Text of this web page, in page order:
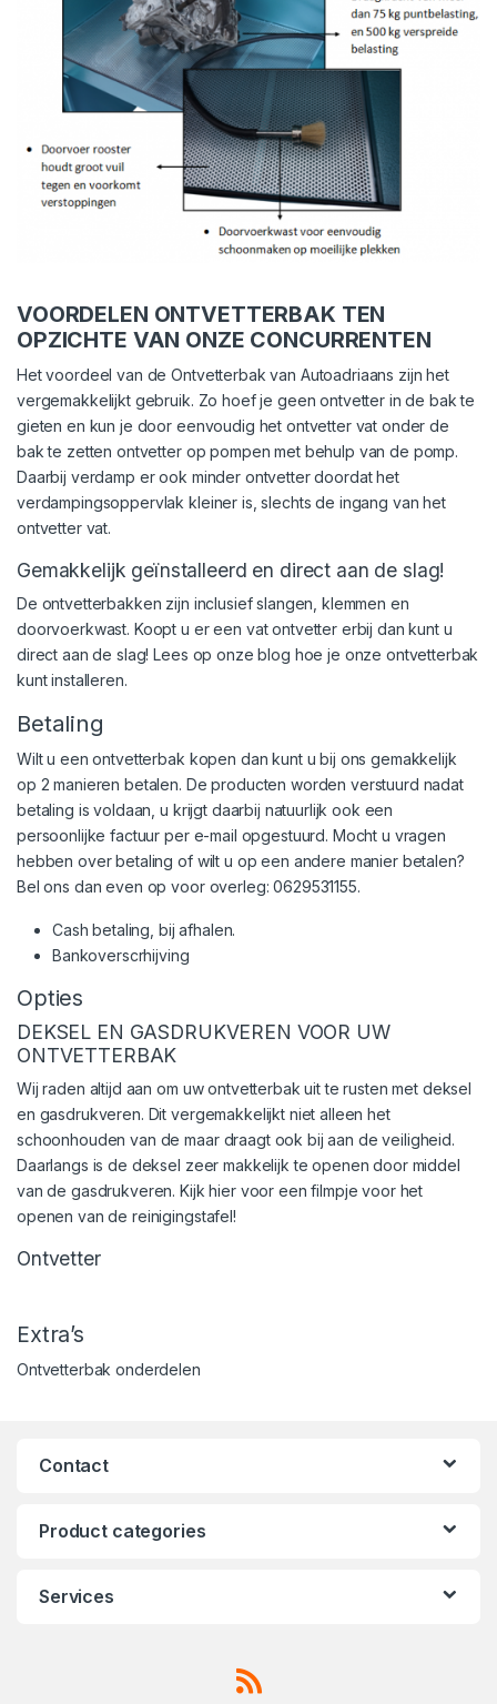
VOORDELEN ONTVETTERBAK TEN
OPZICHTE VAN ONZE CONCURRENTEN
Het voordeel van de Ontvetterbak van Autoadriaans zijn het
vergemakkelijkt gebruik. Zo hoef je geen ontvetter in de bak te
gieten en kun je door eenvoudig het ontvetter vat onder de
bak te zetten ontvetter op pompen met behulp van de pomp.
Daarbij verdamp er ook minder ontvetter doordat het
verdampingsoppervlak kleiner is, slechts de ingang van het
ontvetter vat.
Gemakkelijk geïnstalleerd en direct aan de slag!
De ontvetterbakken zijn inclusief slangen, klemmen en
doorvoerkwast. Koopt u er een vat ontvetter erbij dan kunt u
direct aan de slag! Lees op onze blog hoe je onze ontvetterbak
kunt installeren.
Betaling
Wilt u een ontvetterbak kopen dan kunt u bij ons gemakkelijk
op 2 manieren betalen. De producten worden verstuurd nadat
betaling is voldaan, u krijgt daarbij natuurlijk ook een
persoonlijke factuur per e-mail opgestuurd. Mocht u vragen
hebben over betaling of wilt u op een andere manier betalen?
Bel ons dan even op voor overleg: 0629531155.
Cash betaling, bij afhalen.
Bankoverscrhijving
Opties
DEKSEL EN GASDRUKVEREN VOOR UW
ONTVETTERBAK
Wij raden altijd aan om uw ontvetterbak uit te rusten met deksel
en gasdrukveren. Dit vergemakkelijkt niet alleen het
schoonhouden van de maar draagt ook bij aan de veiligheid.
Daarlangs is de deksel zeer makkelijk te openen door middel
van de gasdrukveren. Kijk hier voor een filmpje voor het
openen van de reinigingstafel!
Ontvetter
Extra’s
Ontvetterbak onderdelen
Contact
Product categories
Services